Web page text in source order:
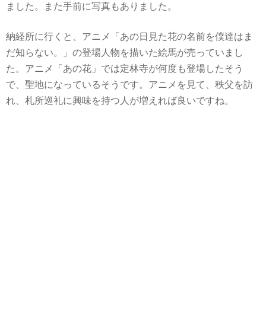
ました。また手前に写真もありました。
納経所に行くと、アニメ「あの日見た花の名前を僕達はま
だ知らない。」の登場人物を描いた絵馬が売っていまし
た。アニメ「あの花」では定林寺が何度も登場したそう
で、聖地になっているそうです。アニメを見て、秩父を訪
れ、札所巡礼に興味を持つ人が増えれば良いですね。